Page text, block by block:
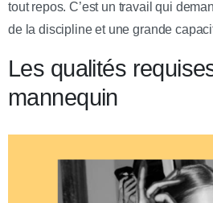
tout repos. C’est un travail qui
de la discipline et une grande
Les qualités
mannequin